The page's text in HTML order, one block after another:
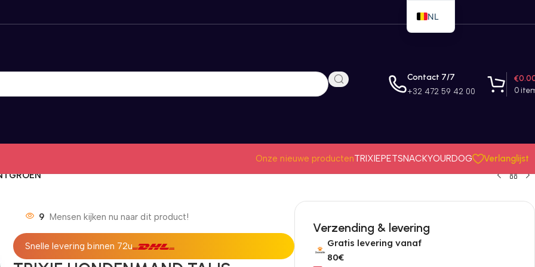
Contact 7/7
+32 472 59 42 00 0
€
Onze nieuwe productenTRIXIEPETSNACKYOURDOG
Verlanglijst
9 Mensen kijken nu naar dit product!
Snelle levering binnen 72u
Verzending & levering
Gratis levering vanaf
80€
NL
EN